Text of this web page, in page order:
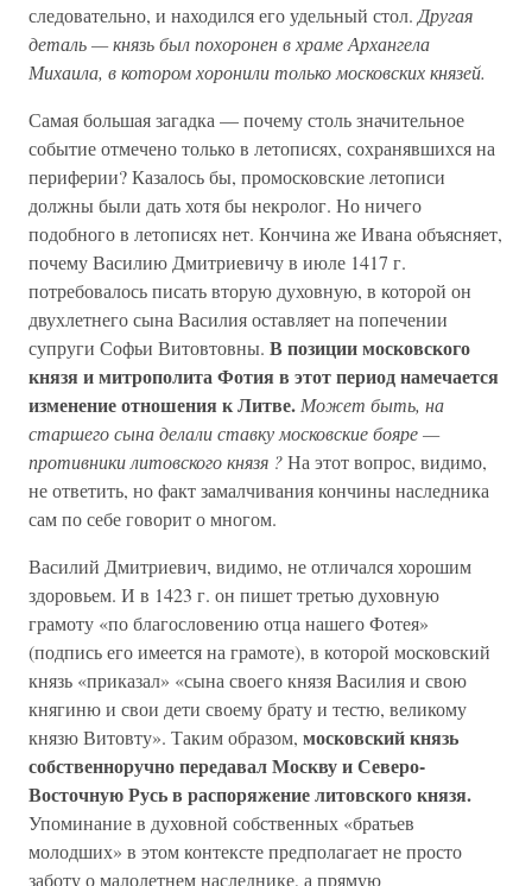
следовательно, и находился его удельный стол. Другая
деталь — князь был похоронен в храме Архангела
Михаила, в котором хоронили только московских князей.
Самая большая загадка — почему столь значительное
событие отмечено только в летописях, сохранявшихся на
периферии? Казалось бы, промосковские летописи
должны были дать хотя бы некролог. Но ничего
подобного в летописях нет. Кончина же Ивана объясняет,
почему Василию Дмитриевичу в июле 1417 г.
потребовалось писать вторую духовную, в которой он
двухлетнего сына Василия оставляет на попечении
супруги Софьи Витовтовны. В позиции московского
князя и митрополита Фотия в этот период намечается
изменение отношения к Литве. Может быть, на
старшего сына делали ставку московские бояре —
противники литовского князя ?На этот вопрос, видимо,
не ответить, но факт замалчивания кончины наследника
сам по себе говорит о многом.
Василий Дмитриевич, видимо, не отличался хорошим
здоровьем. И в 1423 г. он пишет третью духовную
грамоту «по благословению отца нашего Фотея»
(подпись его имеется на грамоте), в которой московский
князь «приказал» «сына своего князя Василия и свою
княгиню и свои дети своему брату и тестю, великому
князю Витовту». Таким образом, московский князь
собственноручно передавал Москву и Северо-
Восточную Русь в распоряжение литовского князя.
Упоминание в духовной собственных «братьев
молодших» в этом контексте предполагает не просто
заботу о малолетнем наследнике, а прямую